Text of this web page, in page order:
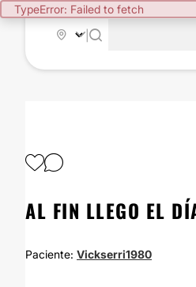
TypeError: Failed to fetch
AL FIN LLEGO EL
Paciente: Vickserri1980